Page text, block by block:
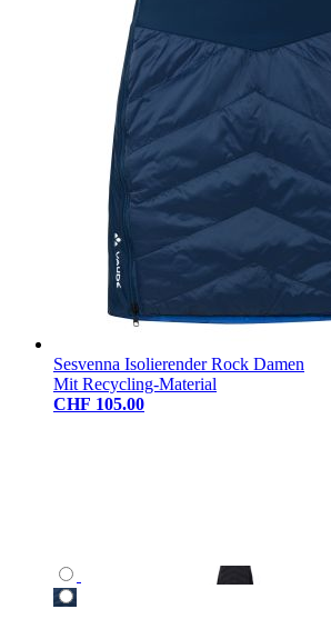
Sesvenna Isolierender Rock Damen
Mit Recycling-Material
CHF 105.00